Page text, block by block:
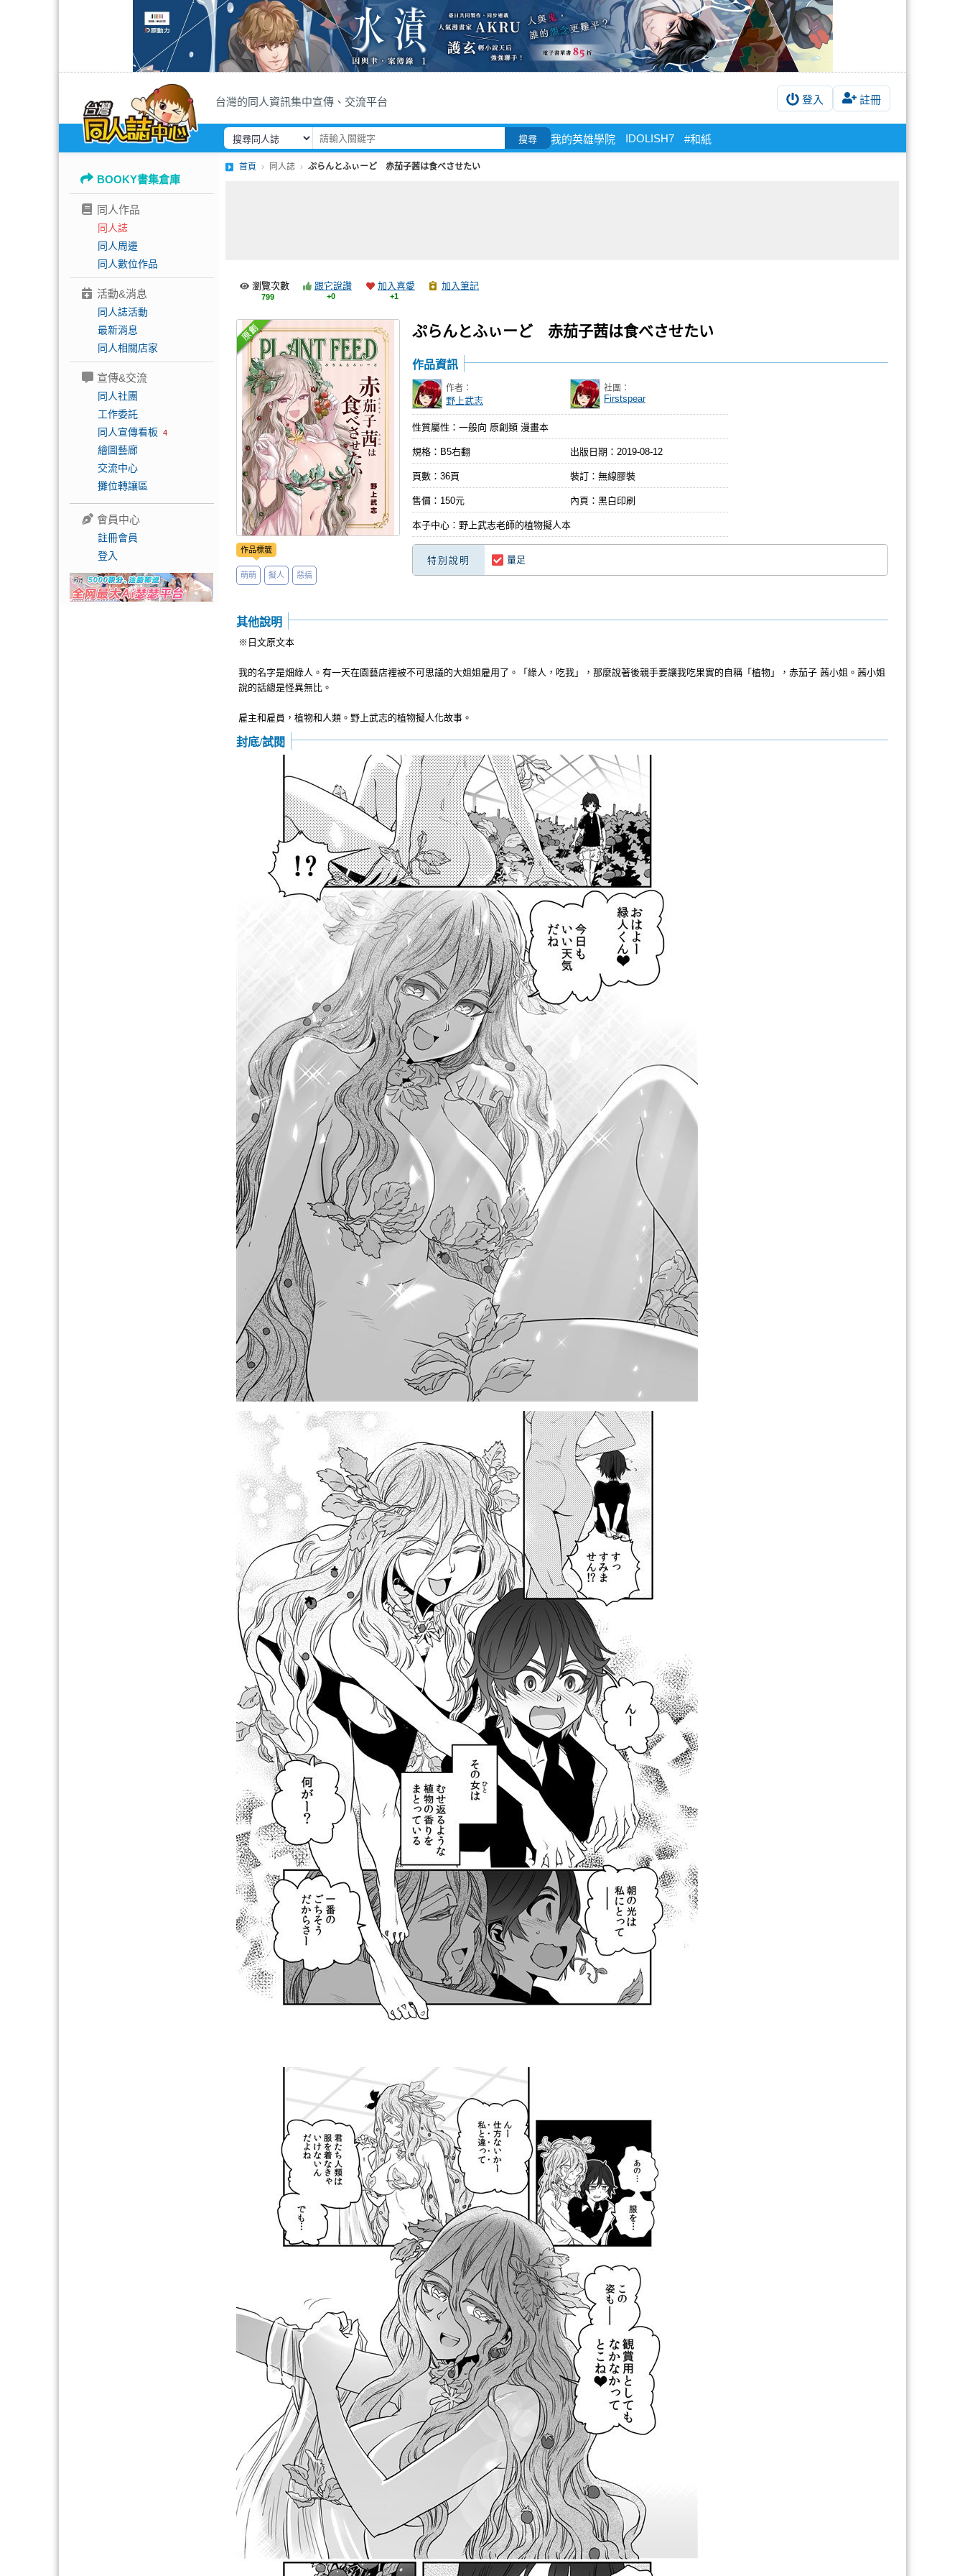
台灣的同人資訊集中宣傳、交流平台 登入 註冊
搜尋 我的英雄學院 IDOLISH7 #和紙
BOOKY書集倉庫
同人作品
同人誌
同人周邊
同人數位作品
活動&消息
同人誌活動
最新消息
同人相關店家
宣傳&交流
同人社團
工作委託
同人宣傳看板 4
繪圖藝廊
交流中心
攤位轉讓區
會員中心
註冊會員
登入
首頁 同人誌 ぷらんとふぃーど 赤茄子茜は食べさせたい
瀏覽次數
799
跟它說讚
+0
加入喜愛
+1
加入筆記
ぷらんとふぃーど 赤茄子茜は食べさせたい
作品標籤
萌萌 擬人 惡搞
作品資訊
作者：
野上武志
社團：
Firstspear
性質屬性：一般向 原創類 漫畫本
規格：B5右翻 出版日期： 2019-08-12
頁數：36頁 裝訂：無線膠裝
售價：150元 內頁：黑白印刷
本子中心：野上武志老師的植物擬人本
特別說明 量足
其他說明
※日文原文本
我的名字是畑綠人。有一天在園藝店裡被不可思議的大姐姐雇用了。「綠人，吃我」，那麼說著後親手要讓我吃果實的自稱「植物」，赤茄子 茜小姐。茜小姐
說的話總是怪異無比。
雇主和雇員，植物和人類。野上武志的植物擬人化故事。
封底/試閱